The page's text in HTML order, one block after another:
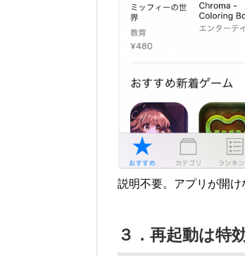
説明不要。アプリが開け
３．再起動は特